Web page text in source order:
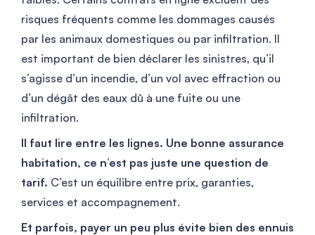
risques fréquents comme les dommages causés
par les animaux domestiques ou par infiltration. Il
est important de bien déclarer les sinistres, qu’il
s’agisse d’un incendie, d’un vol avec effraction ou
d’un dégât des eaux dû à une fuite ou une
infiltration.
Il faut lire entre les lignes. Une bonne assurance
habitation, ce n’est pas juste une question de
tarif. C’est un équilibre entre prix, garanties,
services et accompagnement.
Et parfois, payer un peu plus évite bien des ennuis